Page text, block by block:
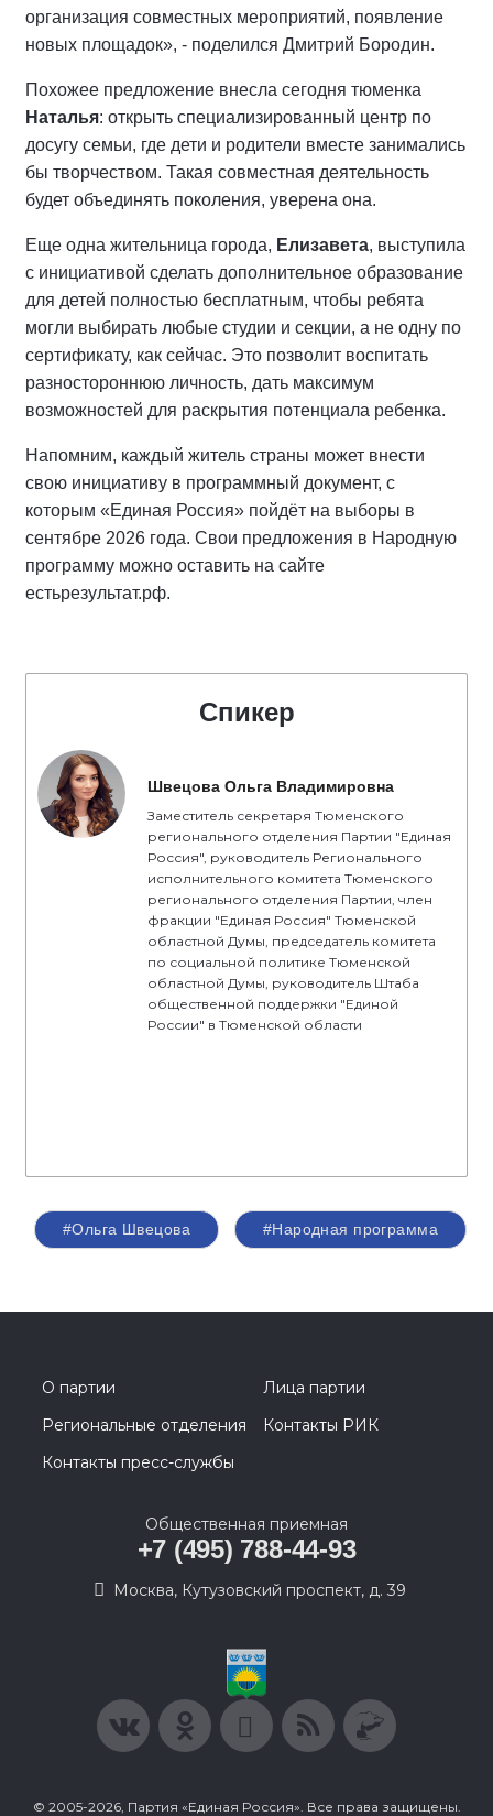
организация совместных мероприятий, появление
новых площадок», - поделился Дмитрий Бородин.
Похожее предложение внесла сегодня тюменка
Наталья: открыть специализированный центр по
досугу семьи, где дети и родители вместе занимались
бы творчеством. Такая совместная деятельность
будет объединять поколения, уверена она.
Еще одна жительница города, Елизавета, выступила
с инициативой сделать дополнительное образование
для детей полностью бесплатным, чтобы ребята
могли выбирать любые студии и секции, а не одну по
сертификату, как сейчас. Это позволит воспитать
разностороннюю личность, дать максимум
возможностей для раскрытия потенциала ребенка.
Напомним, каждый житель страны может внести
свою инициативу в программный документ, с
которым «Единая Россия» пойдёт на выборы в
сентябре 2026 года. Свои предложения в Народную
программу можно оставить на сайте
естьрезультат.рф.
Спикер
Швецова Ольга Владимировна
Заместитель секретаря Тюменского
регионального отделения Партии "Единая
Россия", руководитель Регионального
исполнительного комитета Тюменского
регионального отделения Партии, член
фракции "Единая Россия" Тюменской
областной Думы, председатель комитета
по социальной политике Тюменской
областной Думы, руководитель Штаба
общественной поддержки "Единой
России" в Тюменской области
#Ольга Швецова #Народная программа
О партии
Лица партии
Региональные отделения
Контакты РИК
Контакты пресс-службы
Общественная приемная
+7 (495) 788-44-93
Москва, Кутузовский проспект, д. 39
© 2005-2026, Партия «Единая Россия». Все права защищены.